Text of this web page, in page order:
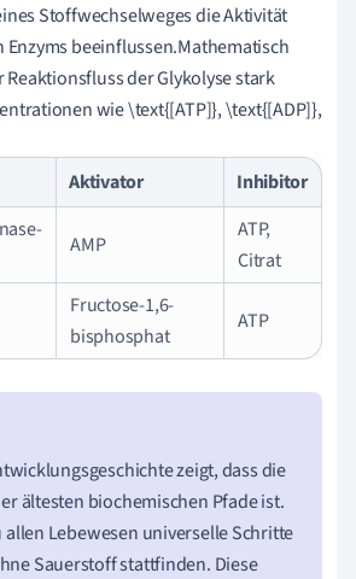
Stoffwechselweges die Aktivität
Enzyms beeinflussen.Mathematisch
der Glykolyse stark
wie \text{[ATP]}, \text{[ADP]},
Aktivator
Inhibitor
AMP
ATP,
Citrat
Fructose-1,6-
bisphosphat
ATP
zeigt, dass die
ältesten biochemischen Pfade ist.
allen Lebewesen universelle Schritte
Sauerstoff stattfinden. Diese